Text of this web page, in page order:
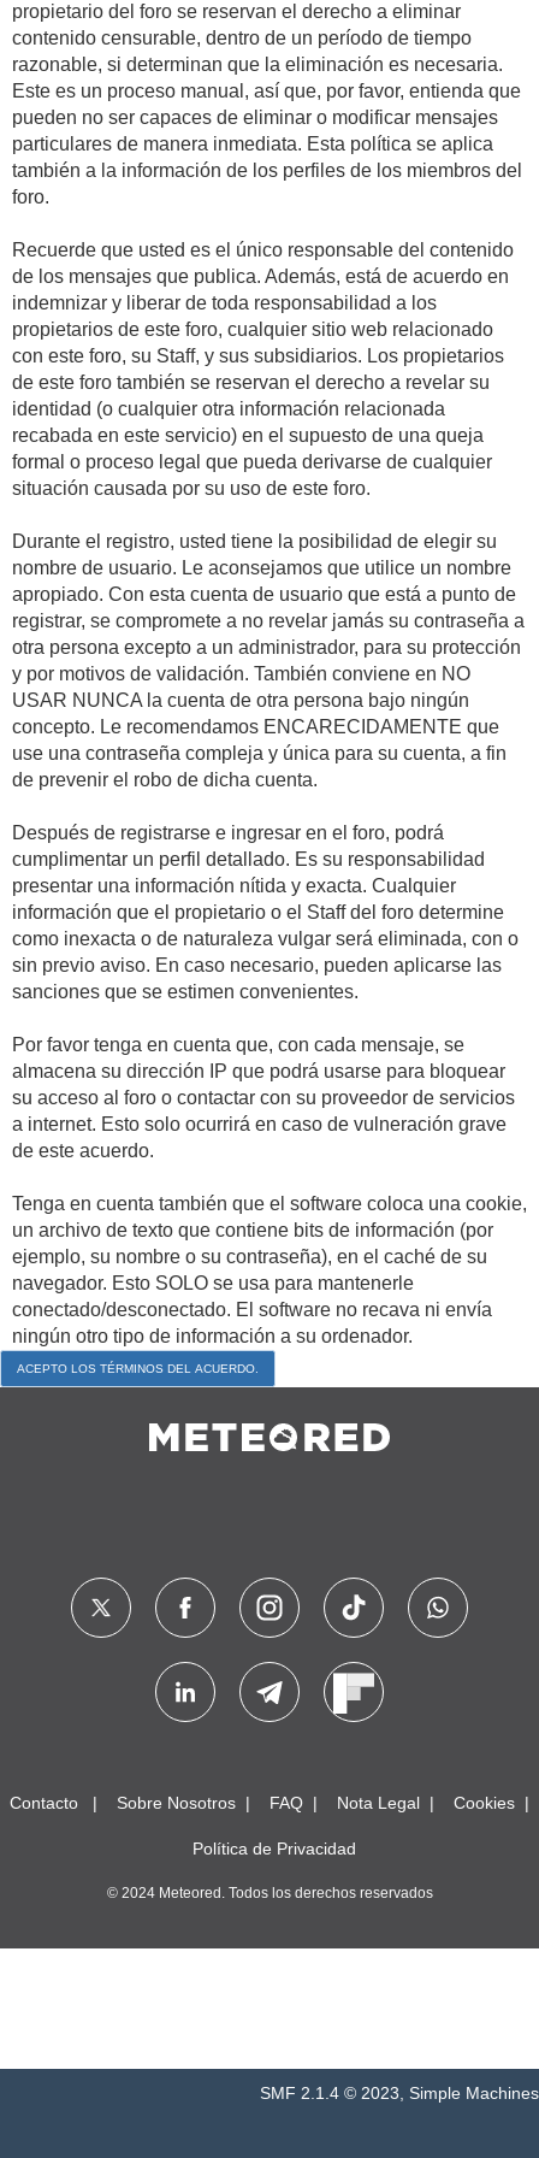
propietario del foro se reservan el derecho a eliminar
contenido censurable, dentro de un período de tiempo
razonable, si determinan que la eliminación es necesaria.
Este es un proceso manual, así que, por favor, entienda que
pueden no ser capaces de eliminar o modificar mensajes
particulares de manera inmediata. Esta política se aplica
también a la información de los perfiles de los miembros del
foro.
Recuerde que usted es el único responsable del contenido
de los mensajes que publica. Además, está de acuerdo en
indemnizar y liberar de toda responsabilidad a los
propietarios de este foro, cualquier sitio web relacionado
con este foro, su Staff, y sus subsidiarios. Los propietarios
de este foro también se reservan el derecho a revelar su
identidad (o cualquier otra información relacionada
recabada en este servicio) en el supuesto de una queja
formal o proceso legal que pueda derivarse de cualquier
situación causada por su uso de este foro.
Durante el registro, usted tiene la posibilidad de elegir su
nombre de usuario. Le aconsejamos que utilice un nombre
apropiado. Con esta cuenta de usuario que está a punto de
registrar, se compromete a no revelar jamás su contraseña a
otra persona excepto a un administrador, para su protección
y por motivos de validación. También conviene en NO
USAR NUNCA la cuenta de otra persona bajo ningún
concepto. Le recomendamos ENCARECIDAMENTE que
use una contraseña compleja y única para su cuenta, a fin
de prevenir el robo de dicha cuenta.
Después de registrarse e ingresar en el foro, podrá
cumplimentar un perfil detallado. Es su responsabilidad
presentar una información nítida y exacta. Cualquier
información que el propietario o el Staff del foro determine
como inexacta o de naturaleza vulgar será eliminada, con o
sin previo aviso. En caso necesario, pueden aplicarse las
sanciones que se estimen convenientes.
Por favor tenga en cuenta que, con cada mensaje, se
almacena su dirección IP que podrá usarse para bloquear
su acceso al foro o contactar con su proveedor de servicios
a internet. Esto solo ocurrirá en caso de vulneración grave
de este acuerdo.
Tenga en cuenta también que el software coloca una cookie,
un archivo de texto que contiene bits de información (por
ejemplo, su nombre o su contraseña), en el caché de su
navegador. Esto SOLO se usa para mantenerle
conectado/desconectado. El software no recava ni envía
ningún otro tipo de información a su ordenador.
Contacto Sobre Nosotros FAQ Nota Legal Cookies
Política de Privacidad
© 2024 Meteored. Todos los derechos reservados
SMF 2.1.4 © 2023 Simple Machines